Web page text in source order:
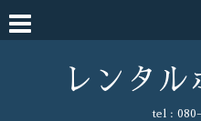
レンタ
tel :